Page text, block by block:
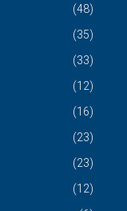
(48)
(35)
(33)
(12)
(16)
(23)
(23)
(12)